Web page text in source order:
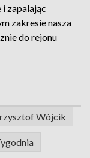
i zapalając
zakresie nasza
do rejonu
Wójcik